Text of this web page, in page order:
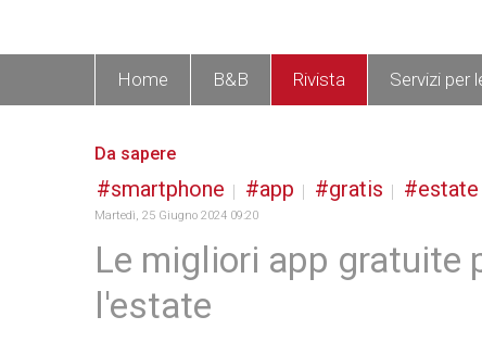
Home B&B Rivista Servizi per
Da sapere
smartphone app gratis estate
Martedì, 25 Giugno 2024 09:20
Le migliori app gratuite
l'estate